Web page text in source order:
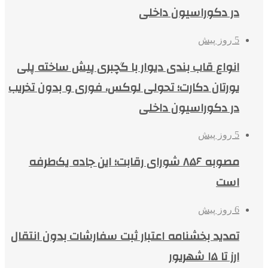
در دکوراسیون داخلی
5 روز پیش
انواع قاب بندی دیوار با گچبری پیش ساخته پلی
یورتان دکارت؛ تحولی لوکس، فوری و بدون تخریب
در دکوراسیون داخلی
5 روز پیش
مصوبه ۸۵۶ شورای رقابت؛ این جاده یک‌طرفه
است
6 روز پیش
تمدید بخشنامه اعتبار ثبت سفارشات بدون انتقال
ارز تا ۱۵ شهریور